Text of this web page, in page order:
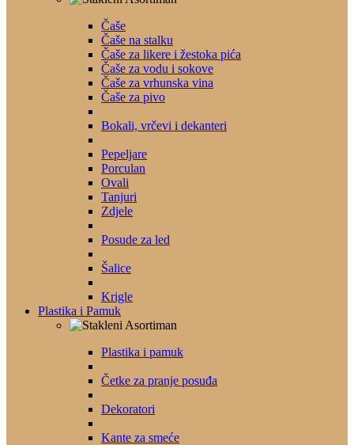
Čaše
Čaše na stalku
Čaše za likere i žestoka pića
Čaše za vodu i sokove
Čaše za vrhunska vina
Čaše za pivo
Bokali, vrčevi i dekanteri
Pepeljare
Porculan
Ovali
Tanjuri
Zdjele
Posude za led
Šalice
Krigle
Plastika i Pamuk
Plastika i pamuk
Četke za pranje posuđa
Dekoratori
Kante za smeće